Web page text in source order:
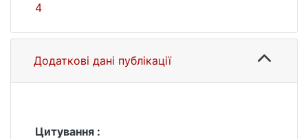
4
Додаткові дані публікації
Цитування :